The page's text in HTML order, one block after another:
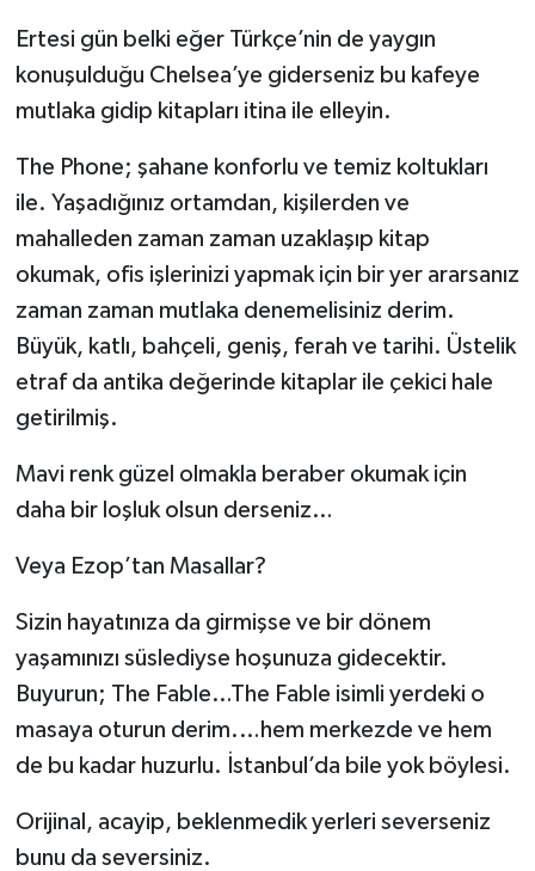
Ertesi gün belki eğer Türkçe’nin de yaygın
konuşulduğu Chelsea’ye giderseniz bu kafeye
mutlaka gidip kitapları itina ile elleyin.
The Phone; şahane konforlu ve temiz koltukları
ile. Yaşadığınız ortamdan, kişilerden ve
mahalleden zaman zaman uzaklaşıp kitap
okumak, ofis işlerinizi yapmak için bir yer ararsanız
zaman zaman mutlaka denemelisiniz derim.
Büyük, katlı, bahçeli, geniş, ferah ve tarihi. Üstelik
etraf da antika değerinde kitaplar ile çekici hale
getirilmiş.
Mavi renk güzel olmakla beraber okumak için
daha bir loşluk olsun derseniz…
Veya Ezop’tan Masallar?
Sizin hayatınıza da girmişse ve bir dönem
yaşamınızı süslediyse hoşunuza gidecektir.
Buyurun; The Fable…The Fable isimli yerdeki o
masaya oturun derim.…hem merkezde ve hem
de bu kadar huzurlu. İstanbul’da bile yok böylesi.
Orijinal, acayip, beklenmedik yerleri severseniz
bunu da seversiniz.